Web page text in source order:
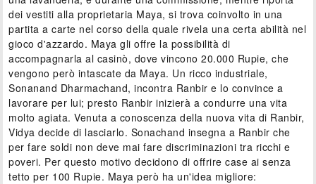
dei vestiti alla proprietaria Maya, si trova coinvolto in una
partita a carte nel corso della quale rivela una certa abilità nel
gioco d'azzardo. Maya gli offre la possibilità di
accompagnarla al casinò, dove vincono 20.000 Rupie, che
vengono però intascate da Maya. Un ricco industriale,
Sonanand Dharmachand, incontra Ranbir e lo convince a
lavorare per lui; presto Ranbir inizierà a condurre una vita
molto agiata. Venuta a conoscenza della nuova vita di Ranbir,
Vidya decide di lasciarlo. Sonachand insegna a Ranbir che
per fare soldi non deve mai fare discriminazioni tra ricchi e
poveri. Per questo motivo decidono di offrire case ai senza
tetto per 100 Rupie. Maya però ha un'idea migliore: